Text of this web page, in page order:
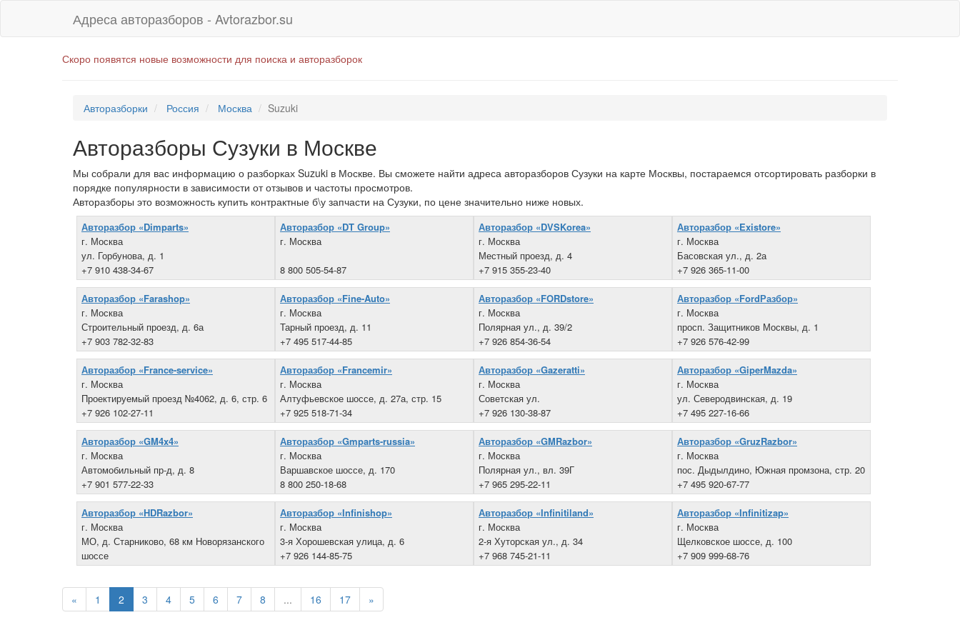
Адреса авторазборов - Avtorazbor.su
Скоро появятся новые возможности для поиска и авторазборок
Авторазборки Россия Москва Suzuki
Авторазборы Сузуки в Москве
Мы собрали для вас информацию о разборках Suzuki в Москве. Вы сможете найти адреса авторазборов Сузуки на карте Москвы, постараемся отсортировать разборки в
порядке популярности в зависимости от отзывов и частоты просмотров.
Авторазборы это возможность купить контрактные б\у запчасти на Сузуки, по цене значительно ниже новых.
Авторазбор «Dimparts»
г. Москва
ул. Горбунова, д. 1
+7 910 438-34-67
Авторазбор «DT Group»
г. Москва
8 800 505-54-87
Авторазбор «DVSKorea»
г. Москва
Местный проезд, д. 4
+7 915 355-23-40
Авторазбор «Existore»
г. Москва
Басовская ул., д. 2а
+7 926 365-11-00
Авторазбор «Farashop»
г. Москва
Строительный проезд, д. 6а
+7 903 782-32-83
Авторазбор «Fine-Auto»
г. Москва
Тарный проезд, д. 11
+7 495 517-44-85
Авторазбор «FORDstore»
г. Москва
Полярная ул., д. 39/2
+7 926 854-36-54
Авторазбор «FordРазбор»
г. Москва
просп. Защитников Москвы, д. 1
+7 926 576-42-99
Авторазбор «France-service»
г. Москва
Проектируемый проезд №4062, д. 6, стр. 6
+7 926 102-27-11
Авторазбор «Francemir»
г. Москва
Алтуфьевское шоссе, д. 27а, стр. 15
+7 925 518-71-34
Авторазбор «Gazeratti»
г. Москва
Советская ул.
+7 926 130-38-87
Авторазбор «GiperMazda»
г. Москва
ул. Северодвинская, д. 19
+7 495 227-16-66
Авторазбор «GM4x4»
г. Москва
Автомобильный пр-д, д. 8
+7 901 577-22-33
Авторазбор «Gmparts-russia»
г. Москва
Варшавское шоссе, д. 170
8 800 250-18-68
Авторазбор «GMRazbor»
г. Москва
Полярная ул., вл. 39Г
+7 965 295-22-11
Авторазбор «GruzRazbor»
г. Москва
пос. Дыдылдино, Южная промзона, стр. 20
+7 495 920-67-77
Авторазбор «HDRazbor»
г. Москва
МО, д. Старниково, 68 км Новорязанского
шоссе
+7 926 012-02-00
Авторазбор «Infinishop»
г. Москва
3-я Хорошевская улица, д. 6
+7 926 144-85-75
Авторазбор «Infinitiland»
г. Москва
2-я Хуторская ул., д. 34
+7 968 745-21-11
Авторазбор «Infinitizap»
г. Москва
Щелковское шоссе, д. 100
+7 909 999-68-76
« 1 2 3 4 5 6 7 8 ... 16 17 »